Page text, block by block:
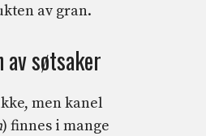
av gran.
av søtsaker
men kanel
) finnes i mange